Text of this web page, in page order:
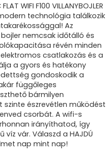
WIFI F100 VILLANYBOJLER
technológia találkozik
Az
nemcsak időtálló és
révén minden
csatlakozás és a
a gyors és hatékony
gondoskodik a
függőleges
bármilyen
szinte észrevétlen működést
csorbát. A wifi-s
irányíthatod, így
vár. Válaszd a HAJDÚ
nap mint nap!